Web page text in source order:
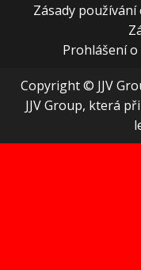
Zásady používání
Prohlášení
Copyright © JJV
JJV Group, která